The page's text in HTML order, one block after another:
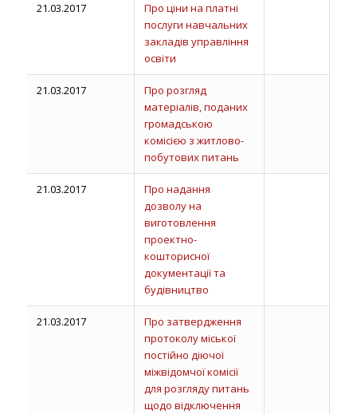
21.03.2017
Про ціни на платні
послуги навчальних
закладів управління
освіти
21.03.2017
Про розгляд
матеріалів, поданих
громадською
комісією з житлово-
побутових питань
21.03.2017
Про надання
дозволу на
виготовлення
проектно-
кошторисної
документації та
будівництво
21.03.2017
Про затвердження
протоколу міської
постійно діючої
міжвідомчої комісії
для розгляду питань
щодо відключення